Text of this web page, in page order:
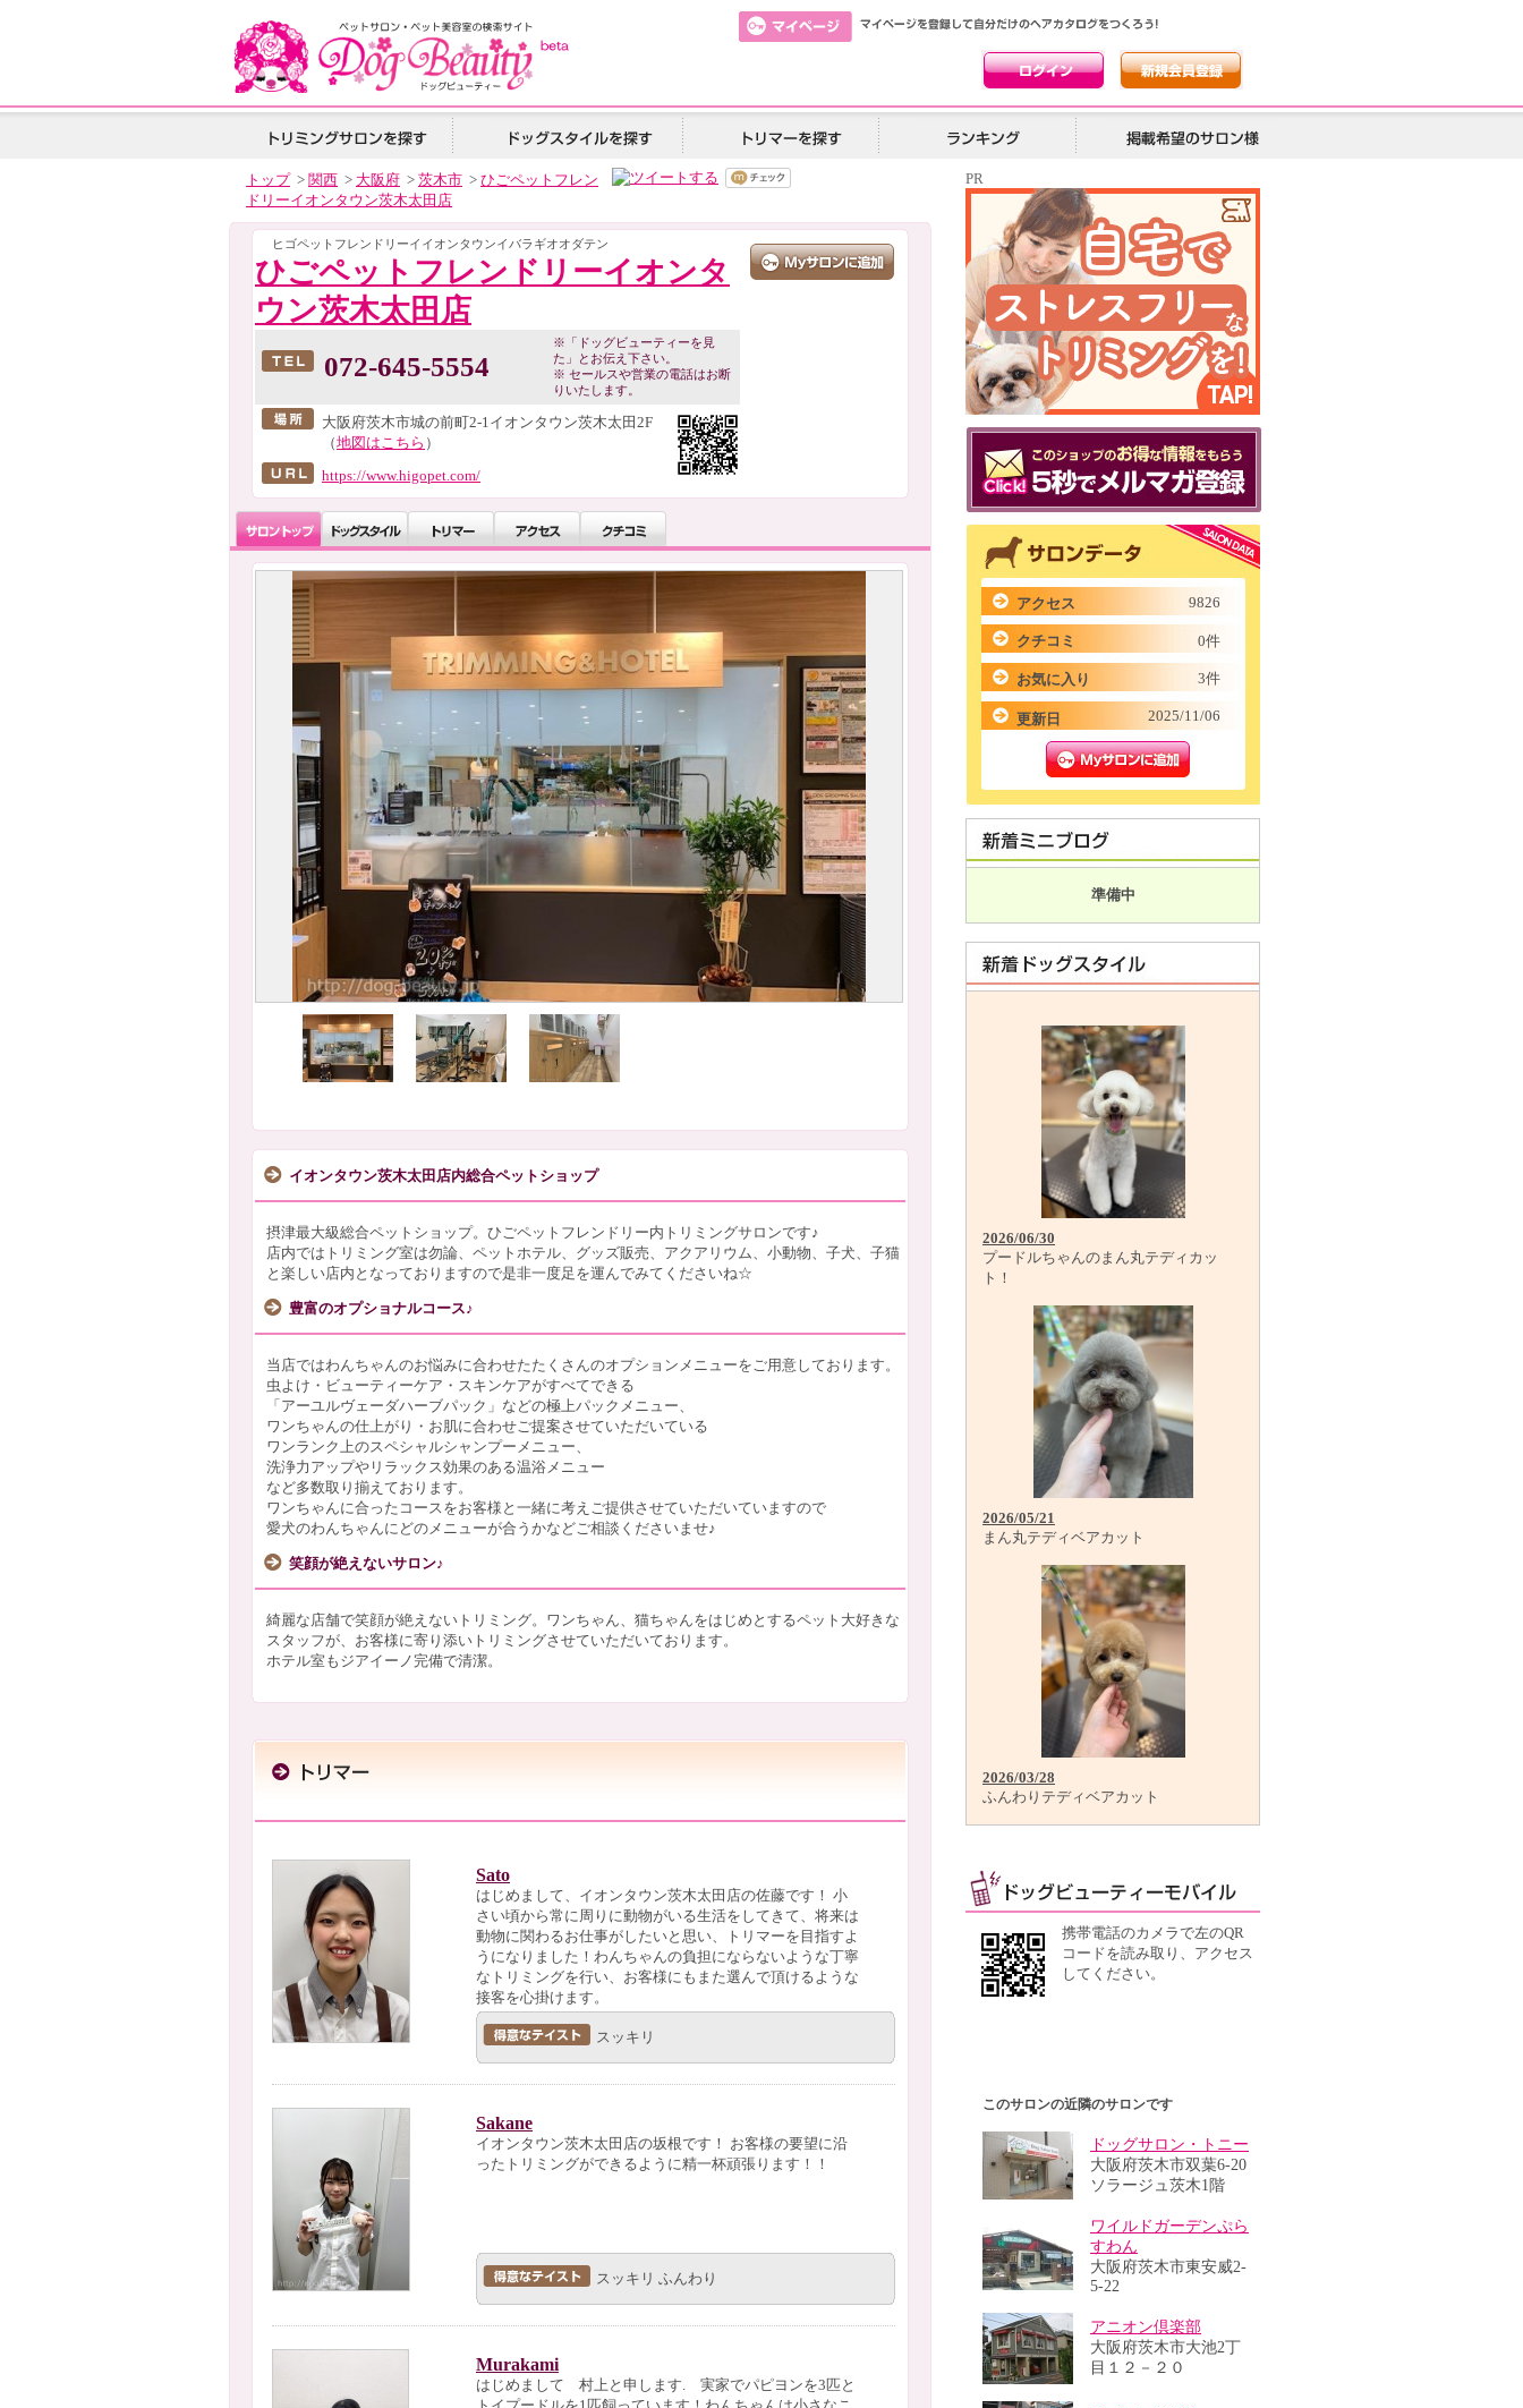
トップ> 関西 > 大阪府 > 茨木市 > ひごペットフレン
ドリーイオンタウン茨木太田店
ヒゴペットフレンドリーイイオンタウンイバラギオオダテン
ひごペットフレンドリーイオンタ
ウン茨木太田店
072-645-5554
※「ドッグビューティーを見
た」とお伝え下さい。
※ セールスや営業の電話はお断
りいたします。
大阪府茨木市城の前町2-1イオンタウン茨木太田2F
（地図はこちら ）
https://www.higopet.com/
イオンタウン茨木太田店内総合ペットショップ
摂津最大級総合ペットショップ。ひごペットフレンドリー内トリミングサロンです♪
店内ではトリミング室は勿論、ペットホテル、グッズ販売、アクアリウム、小動物、子犬、子猫
と楽しい店内となっておりますので是非一度足を運んでみてくださいね☆
豊富のオプショナルコース♪
当店ではわんちゃんのお悩みに合わせたたくさんのオプションメニューをご用意しております。
虫よけ・ビューティーケア・スキンケアがすべてできる
「アーユルヴェーダハーブパック」などの極上パックメニュー、
ワンちゃんの仕上がり・お肌に合わせご提案させていただいている
ワンランク上のスペシャルシャンプーメニュー、
洗浄力アップやリラックス効果のある温浴メニュー
など多数取り揃えております。
ワンちゃんに合ったコースをお客様と一緒に考えご提供させていただいていますので
愛犬のわんちゃんにどのメニューが合うかなどご相談くださいませ♪
笑顔が絶えないサロン♪
綺麗な店舗で笑顔が絶えないトリミング。ワンちゃん、猫ちゃんをはじめとするペット大好きな
スタッフが、お客様に寄り添いトリミングさせていただいております。
ホテル室もジアイーノ完備で清潔。
Sato
はじめまして、イオンタウン茨木太田店の佐藤です！ 小
さい頃から常に周りに動物がいる生活をしてきて、将来は
動物に関わるお仕事がしたいと思い、トリマーを目指すよ
うになりました！わんちゃんの負担にならないような丁寧
なトリミングを行い、お客様にもまた選んで頂けるような
接客を心掛けます。
スッキリ
Sakane
イオンタウン茨木太田店の坂根です！ お客様の要望に沿
ったトリミングができるように精一杯頑張ります！！
スッキリ ふんわり
Murakami
はじめまして 村上と申します. 実家でパピヨンを3匹と
PR
アクセス 9826
クチコミ 0件
お気に入り 3件
更新日 2025/11/06
準備中
2026/06/30
プードルちゃんのまん丸テディカッ
ト！
2026/05/21
まん丸テディベアカット
2026/03/28
ふんわりテディベアカット
携帯電話のカメラで左のQR
コードを読み取り、アクセス
してください。
このサロンの近隣のサロンです
ドッグサロン・トニー
大阪府茨木市双葉6-20
ソラージュ茨木1階
ワイルドガーデンぷら
すわん
大阪府茨木市東安威2-
5-22
アニオン倶楽部
大阪府茨木市大池2丁
目１２－２０